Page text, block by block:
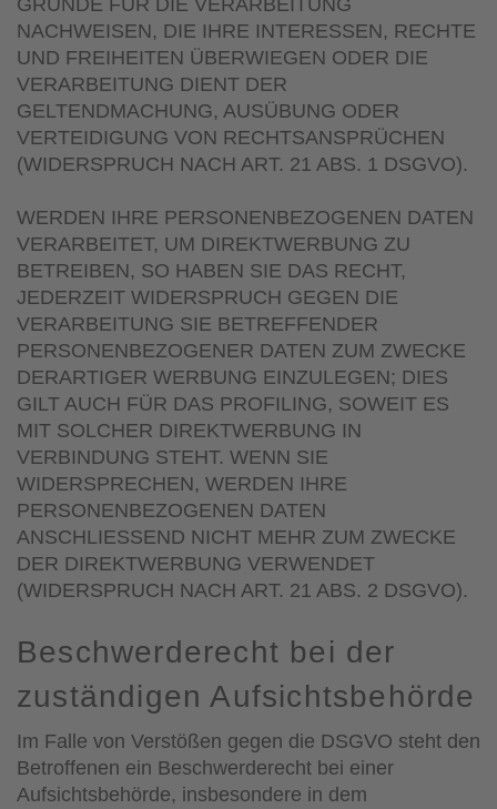
NACHWEISEN, DIE IHRE INTERESSEN, RECHTE
UND FREIHEITEN ÜBERWIEGEN ODER DIE
VERARBEITUNG DIENT DER
GELTENDMACHUNG, AUSÜBUNG ODER
VERTEIDIGUNG VON RECHTSANSPRÜCHEN
(WIDERSPRUCH NACH ART. 21 ABS. 1 DSGVO).
WERDEN IHRE PERSONENBEZOGENEN DATEN
VERARBEITET, UM DIREKTWERBUNG ZU
BETREIBEN, SO HABEN SIE DAS RECHT,
JEDERZEIT WIDERSPRUCH GEGEN DIE
VERARBEITUNG SIE BETREFFENDER
PERSONENBEZOGENER DATEN ZUM ZWECKE
DERARTIGER WERBUNG EINZULEGEN; DIES
GILT AUCH FÜR DAS PROFILING, SOWEIT ES
MIT SOLCHER DIREKTWERBUNG IN
VERBINDUNG STEHT. WENN SIE
WIDERSPRECHEN, WERDEN IHRE
PERSONENBEZOGENEN DATEN
ANSCHLIESSEND NICHT MEHR ZUM ZWECKE
DER DIREKTWERBUNG VERWENDET
(WIDERSPRUCH NACH ART. 21 ABS. 2 DSGVO).
Beschwerde­recht bei der
zuständigen Aufsichts­behörde
Im Falle von Verstößen gegen die DSGVO steht den
Betroffenen ein Beschwerderecht bei einer
Aufsichtsbehörde, insbesondere in dem